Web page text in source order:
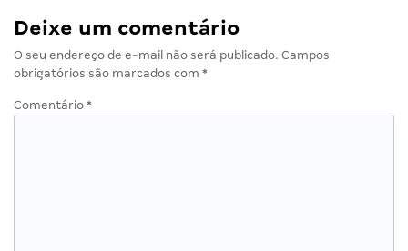
Deixe um comentário
O seu endereço de e-mail não será publicado. Campos
obrigatórios são marcados com *
Comentário *